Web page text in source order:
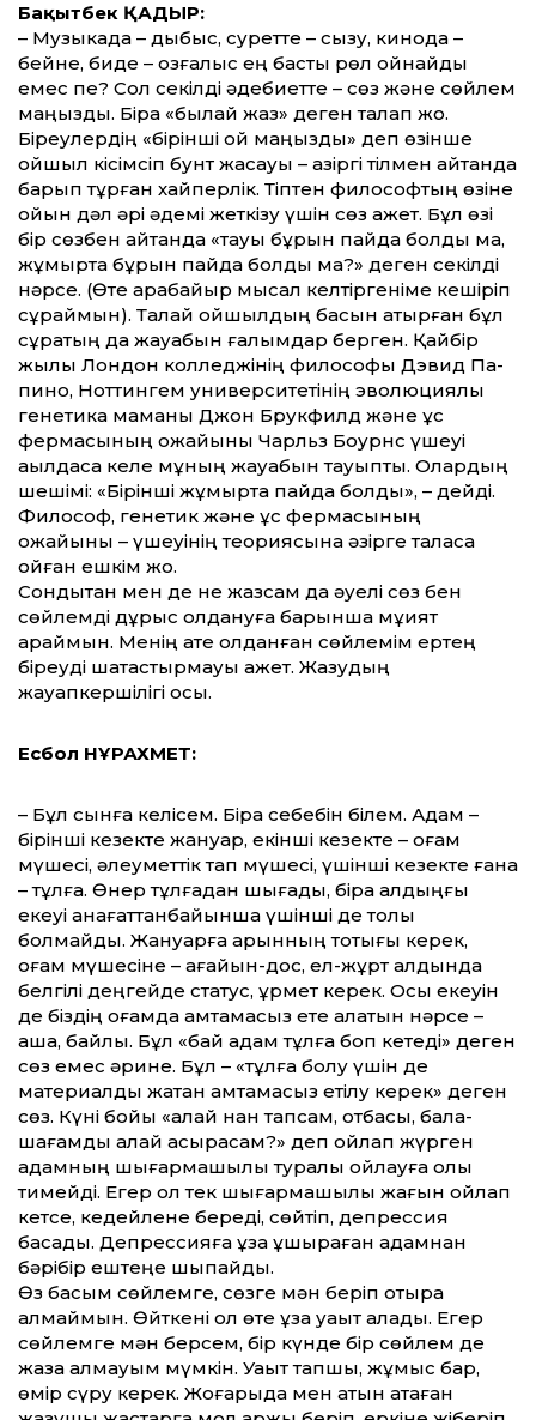
Бақытбек ҚАДЫР:
– Музыкада – дыбыс, суретте – сызу, кинода –
бейне, биде – қозғалыс ең басты рөл ойнайды
емес пе? Сол секілді әдебиетте – сөз және сөйлем
маңызды. Бірақ «былай жаз» деген талап жоқ.
Біреулердің «бірінші ой маңызды» деп өзінше
ойшыл кісімсіп бунт жасауы – қазіргі тілмен айтқанда
барып тұрған хайперлік. Тіптен философтың өзіне
ойын дәл әрі әдемі жеткізу үшін сөз қажет. Бұл өзі
бір сөзбен айтқанда «тауық бұрын пайда болды ма,
жұмыртқа бұрын пайда болды ма?» деген секілді
нәрсе. (Өте қарабайыр мысал келтіргеніме кешіріп
сұраймын). Талай ойшылдың басын қатырған бұл
сұрақтың да жауабын ғалымдар берген. Қайбір
жылы Лондон колледжінің философы Дэвид Па­
пино, Ноттингем университетінің эволюция­лық
генетика маманы Джон Брукфилд және құс
фермасының қожайыны Чарльз Боурнс үшеуі
ақылдаса келе мұның жауабын тауыпты. Олардың
шешімі: «Бірінші жұмыртқа пайда болды», – дейді.
Философ, генетик және құс фермасының
қожайыны – үшеуінің теориясына әзірге таласа
қойған ешкім жоқ.
Сондықтан мен де не жазсам да әуелі сөз бен
сөйлемді дұрыс қолдануға барынша мұқият
қараймын. Менің қате қолданған сөйлемім ертең
біреуді шатастырмауы қажет. Жазудың
жауапкершілігі осы.
Есбол НҰРАХМЕТ:
– Бұл сынға келісем. Бірақ себебін білем. Адам –
бірінші кезекте жануар, екінші ке­зек­те – қоғам
мүшесі, әлеуметтік тап мүшесі, үшінші кезекте ғана
– тұлға. Өнер тұлғадан шығады, бірақ алдыңғы
екеуі қанағат­танбайынша үшінші де толық
болмайды. Жануарға қарынның тоқтығы керек,
қоғам мүшесіне – ағайын-дос, ел-жұрт алдында
белгілі деңгейде статус, құрмет керек. Осы екеуін
де біздің қоғамда қамтамасыз ете ала­тын нәрсе –
ақша, байлық. Бұл «бай адам тұлға боп кетеді» деген
сөз емес әрине. Бұл – «тұлға болу үшін де
материалдық жақ­тан қамтамасыз етілу керек» деген
сөз. Күні бойы «қалай нан тапсам, отбасы, бала-
шағамды қалай асырасам?» деп ойлап жүрген
адамның шығармашылық туралы ойлауға қолы
тимейді. Егер ол тек шығармашылық жағын ойлап
кетсе, кедейлене береді, сөй­тіп, депрессия
басады. Депрессияға ұзақ ұшыраған адамнан
бәрібір ештеңе шықпайды.
Өз басым сөйлемге, сөзге мән беріп отыра
алмаймын. Өйткені ол өте ұзақ уақыт алады. Егер
сөйлемге мән берсем, бір күнде бір сөй­лем де
жаза алмауым мүмкін. Уақыт тапшы, жұ­мыс бар,
өмір сүру керек. Жоғарыда мен атын атаған